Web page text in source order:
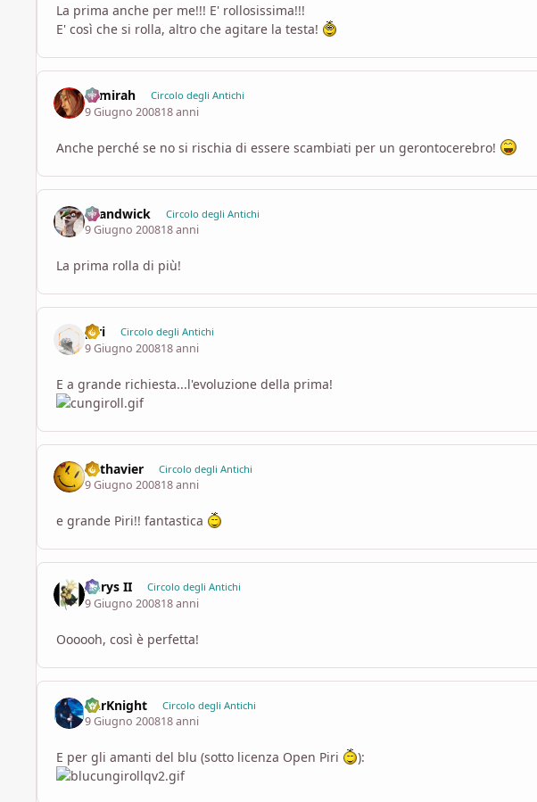
La prima anche per me!!! E' rollosissima!!!
E' così che si rolla, altro che agitare la testa!
Samirah Circolo degli Antichi
9 Giugno 200818 anni
Anche perché se no si rischia di essere scambiati per un gerontocerebro!
chandwick Circolo degli Antichi
9 Giugno 200818 anni
La prima rolla di più!
piri Circolo degli Antichi
9 Giugno 200818 anni
E a grande richiesta...l'evoluzione della prima!
Lothavier Circolo degli Antichi
9 Giugno 200818 anni
e grande Piri!! fantastica
Aerys II Circolo degli Antichi
9 Giugno 200818 anni
Oooooh, così è perfetta!
DarKnight Circolo degli Antichi
9 Giugno 200818 anni
E per gli amanti del blu (sotto licenza Open Piri ):